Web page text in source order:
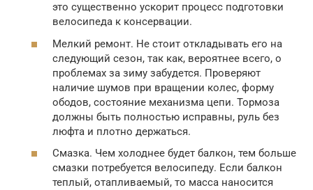
это существенно ускорит процесс подготовки
велосипеда к консервации.
Мелкий ремонт. Не стоит откладывать его на
следующий сезон, так как, вероятнее всего, о
проблемах за зиму забудется. Проверяют
наличие шумов при вращении колес, форму
ободов, состояние механизма цепи. Тормоза
должны быть полностью исправны, руль без
люфта и плотно держаться.
Смазка. Чем холоднее будет балкон, тем больше
смазки потребуется велосипеду. Если балкон
теплый, отапливаемый, то масса наносится